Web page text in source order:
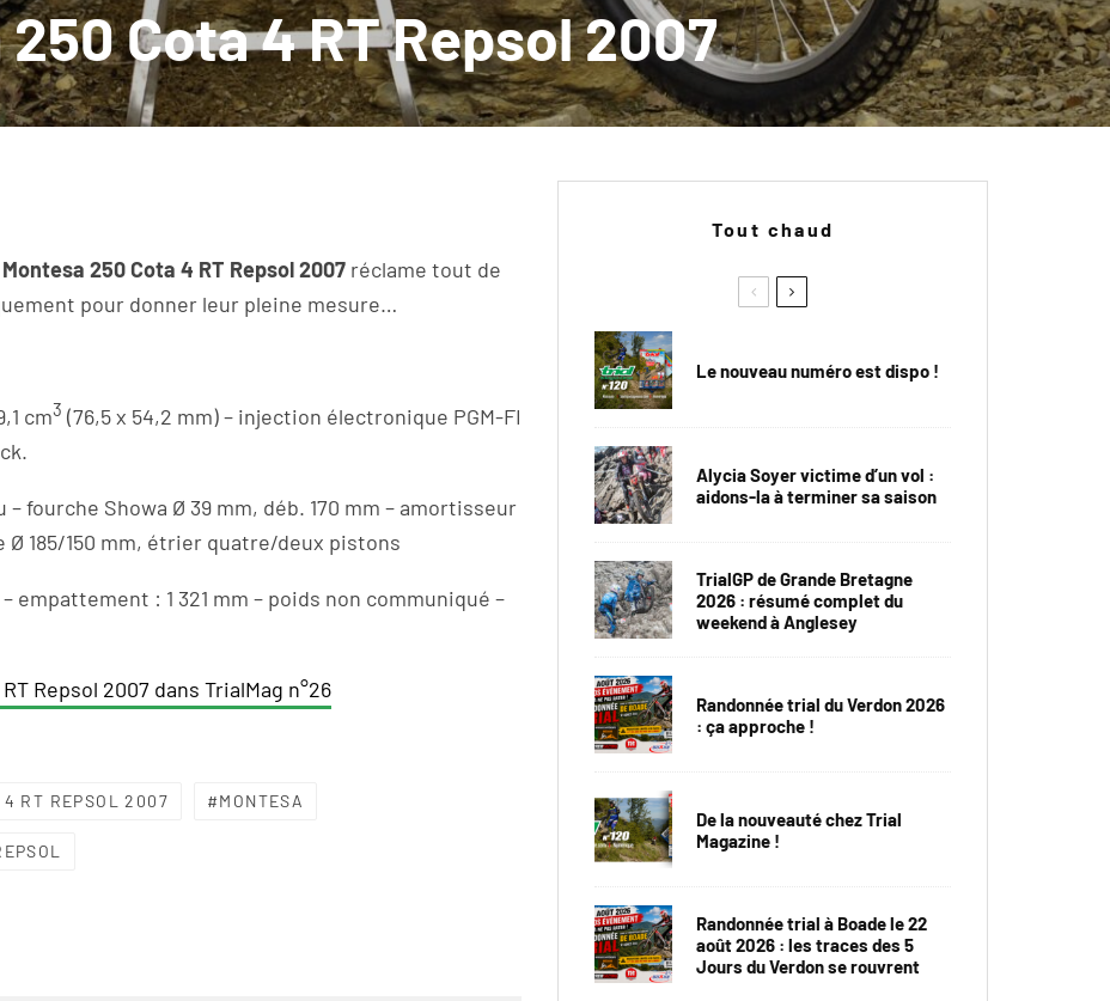
Cota 4 RT Repsol 2007
Montesa 250 Cota 4 RT Repsol 2007 réclame tout de
pour donner leur pleine mesure…
cm3 (76,5 x 54,2 mm) – injection électronique PGM-FI
fourche Showa Ø 39 mm, déb. 170 mm – amortisseur
Ø 185/150 mm, étrier quatre/deux pistons
empattement : 1 321 mm – poids non communiqué –
Repsol 2007 dans TrialMag n°26
RT REPSOL 2007 MONTESA
Tout chaud
Le nouveau numéro est dispo !
Alycia Soyer victime d’un vol :
aidons-la à terminer sa saison
TrialGP de Grande Bretagne
2026 : résumé complet du
weekend à Anglesey
Randonnée trial du Verdon 2026
: ça approche !
De la nouveauté chez Trial
Magazine !
Randonnée trial à Boade le 22
août 2026 : les traces des 5
Jours du Verdon se rouvrent